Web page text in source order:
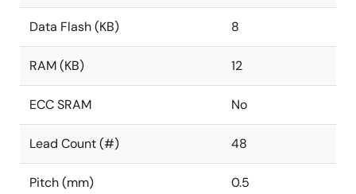
Data Flash (KB) 8
RAM (KB) 12
ECC SRAM No
Lead Count (#) 48
Pitch (mm) 0.5